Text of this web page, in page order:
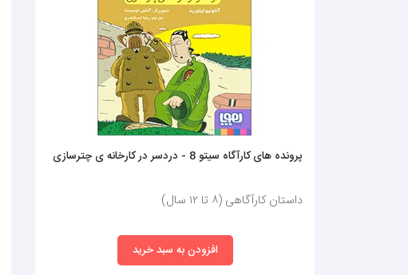
پرونده های کارآگاه سیتو 8 - دردسر در کارخانه ی چترسازی
داستان کارآگاهی (٨ تا ١٢ سال)
افزودن به سبد خرید